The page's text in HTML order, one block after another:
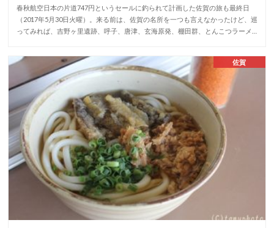
春秋航空日本の片道747円というセールに釣られて計画した佐賀の旅も最終日
（2017年5月30日火曜）。来る前は、佐賀の名所を一つも言えなかったけど、巡
ってみれば、吉野ヶ里遺跡、呼子、唐津、玄海原発、棚田群、とんこつラーメ…
佐賀